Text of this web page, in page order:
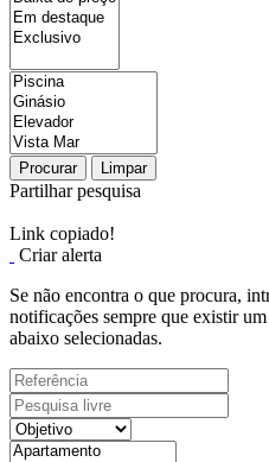
Procurar Limpar
Partilhar pesquisa
Link copiado!
Criar alerta
Se não encontra o que procura,
notificações sempre que existir
abaixo selecionadas.